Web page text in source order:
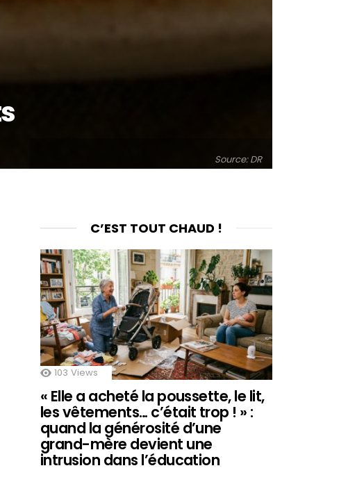
Source: DR
C’EST TOUT CHAUD !
103 Views
« Elle a acheté la poussette, le lit,
les vêtements… c’était trop ! » :
quand la générosité d’une
grand-mère devient une
intrusion dans l’éducation